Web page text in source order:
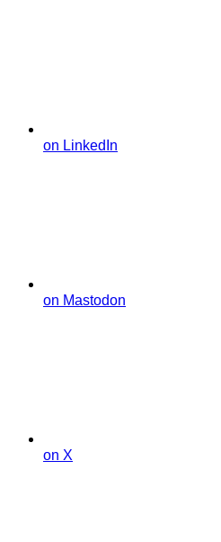
on LinkedIn
on Mastodon
on X